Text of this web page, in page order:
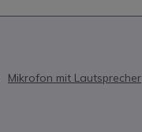
Mikrofon mit Lautsprecher